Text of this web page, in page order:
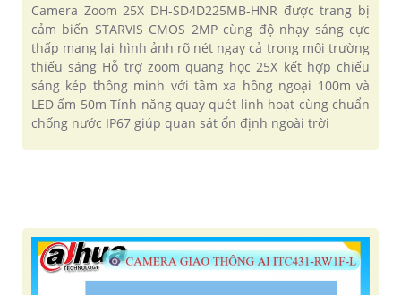
Camera Zoom 25X DH-SD4D225MB-HNR được trang bị
cảm biến STARVIS CMOS 2MP cùng độ nhạy sáng cực
thấp mang lại hình ảnh rõ nét ngay cả trong môi trường
thiếu sáng Hỗ trợ zoom quang học 25X kết hợp chiếu
sáng kép thông minh với tầm xa hồng ngoại 100m và
LED ấm 50m Tính năng quay quét linh hoạt cùng chuẩn
chống nước IP67 giúp quan sát ổn định ngoài trời